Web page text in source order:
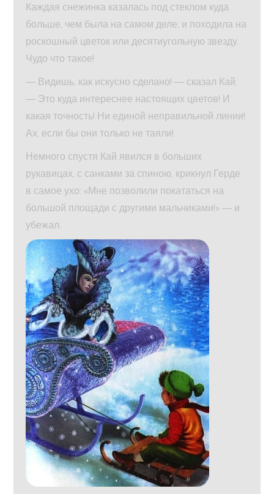
Каждая снежинка казалась под стеклом куда
больше, чем была на самом деле, и походила на
роскошный цветок или десятиугольную звезду.
Чудо что такое!
— Видишь, как искусно сделано! — сказал Кай.
— Это куда интереснее настоящих цветов! И
какая точность! Ни единой неправильной линии!
Ах, если бы они только не таяли!
Немного спустя Кай явился в больших
рукавицах, с санками за спиною, крикнул Герде
в самое ухо: «Мне позволили покататься на
большой площади с другими мальчиками!» — и
убежал.